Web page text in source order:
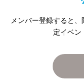
メンバー登録すると
定イベン